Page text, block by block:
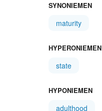
SYNONIEMEN
maturity
HYPERONIEMEN
state
HYPONIEMEN
adulthood